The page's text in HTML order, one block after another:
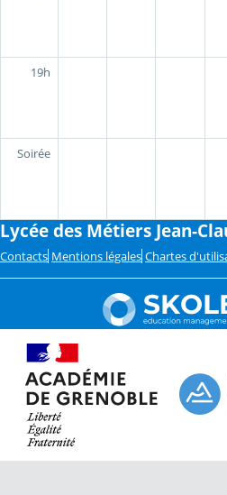
19h
Soirée
Lycée des Métiers Jean-
Contacts Mentions légales Chartes